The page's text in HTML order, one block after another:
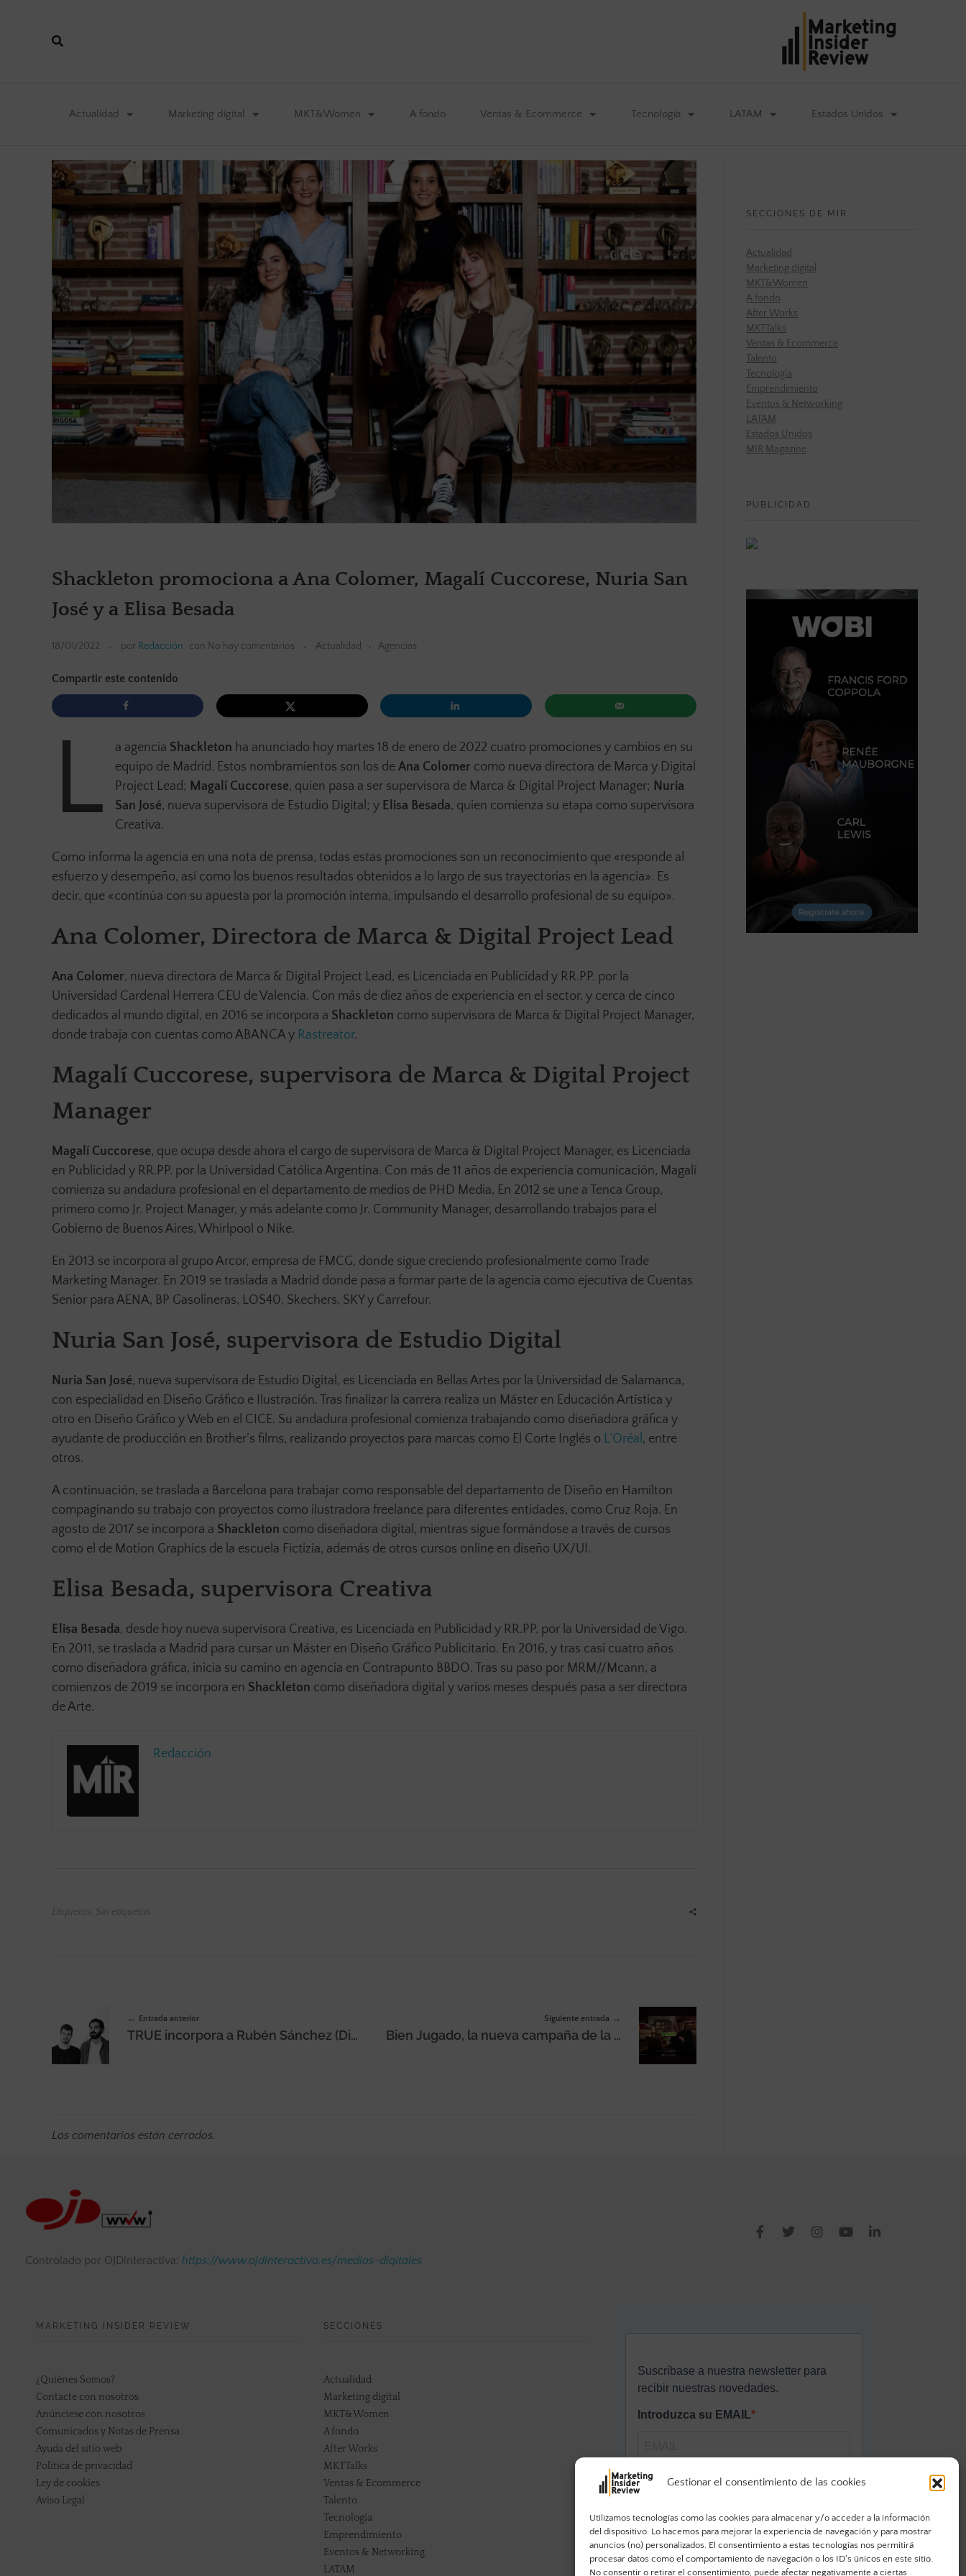
Gestionar el consentimiento de las cookies
Utilizamos tecnologías como las cookies para almacenar y/o acceder a la información
del dispositivo. Lo hacemos para mejorar la experiencia de navegación y para mostrar
anuncios (no) personalizados. El consentimiento a estas tecnologías nos permitirá
procesar datos como el comportamiento de navegación o los ID's únicos en este sitio.
No consentir o retirar el consentimiento, puede afectar negativamente a ciertas
Actualidad Marketing digital MKT&Women A fondo Ventas & Ecommerce Tecnología LATAM Estados Unidos
Shackleton promociona a Ana Colomer, Magalí Cuccorese, Nuria San
José y a Elisa Besada
18/01/2022 por Redacción con No hay comentarios Actualidad Agencias
Compartir este contenido
L a agencia Shackleton ha anunciado hoy martes 18 de enero de 2022 cuatro promociones y cambios en su
equipo de Madrid. Estos nombramientos son los deAna Colomer como nueva directora de Marca y Digital
Project Lead; Magalí Cuccorese, quien pasa a ser supervisora de Marca & Digital Project Manager; Nuria
San José, nueva supervisora de Estudio Digital; y Elisa Besada, quien comienza su etapa como supervisora
Creativa.
Como informa la agencia en una nota de prensa, todas estas promociones son un reconocimiento que «responde al
esfuerzo y desempeño, así como los buenos resultados obtenidos a lo largo de sus trayectorias en la agencia». Es
decir, que «continúa con su apuesta por la promoción interna, impulsando el desarrollo profesional de su equipo».
Ana Colomer, Directora de Marca & Digital Project Lead
Ana Colomer, nueva directora de Marca & Digital Project Lead, es Licenciada en Publicidad y RR.PP. por la
Universidad Cardenal Herrera CEU de Valencia. Con más de diez años de experiencia en el sector, y cerca de cinco
dedicados al mundo digital, en 2016 se incorpora a Shackleton como supervisora de Marca & Digital Project Manager,
donde trabaja con cuentas como ABANCA y Rastreator.
Magalí Cuccorese, supervisora de Marca & Digital Project
Manager
Magalí Cuccorese, que ocupa desde ahora el cargo de supervisora de Marca & Digital Project Manager, es Licenciada
en Publicidad y RR.PP. por la Universidad Católica Argentina. Con más de 11 años de experiencia comunicación, Magalí
comienza su andadura profesional en el departamento de medios de PHD Media, En 2012 se une a Tenca Group,
primero como Jr. Project Manager, y más adelante como Jr. Community Manager, desarrollando trabajos para el
Gobierno de Buenos Aires, Whirlpool o Nike.
En 2013 se incorpora al grupo Arcor, empresa de FMCG, donde sigue creciendo profesionalmente como Trade
Marketing Manager. En 2019 se traslada a Madrid donde pasa a formar parte de la agencia como ejecutiva de Cuentas
Senior para AENA, BP Gasolineras, LOS40, Skechers, SKY y Carrefour.
Nuria San José, supervisora de Estudio Digital
Nuria San José, nueva supervisora de Estudio Digital, es Licenciada en Bellas Artes por la Universidad de Salamanca,
con especialidad en Diseño Gráfico e Ilustración. Tras finalizar la carrera realiza un Máster en Educación Artística y
otro en Diseño Gráfico y Web en el CICE. Su andadura profesional comienza trabajando como diseñadora gráfica y
ayudante de producción en Brother’s films, realizando proyectos para marcas como El Corte Inglés o L’Oréal , entre
otros.
A continuación, se traslada a Barcelona para trabajar como responsable del departamento de Diseño en Hamilton
compaginando su trabajo con proyectos como ilustradora freelance para diferentes entidades, como Cruz Roja. En
agosto de 2017 se incorpora a Shackleton como diseñadora digital, mientras sigue formándose a través de cursos
como el de Motion Graphics de la escuela Fictizia, además de otros cursos online en diseño UX/UI.
Elisa Besada, supervisora Creativa
Elisa Besada, desde hoy nueva supervisora Creativa, es Licenciada en Publicidad y RR.PP. por la Universidad de Vigo.
En 2011, se traslada a Madrid para cursar un Máster en Diseño Gráfico Publicitario. En 2016, y tras casi cuatro años
como diseñadora gráfica, inicia su camino en agencia en Contrapunto BBDO. Tras su paso por MRM//Mcann, a
comienzos de 2019 se incorpora en Shackleton como diseñadora digital y varios meses después pasa a ser directora
de Arte.
Redacción
Etiquetas: Sin etiquetas
Entrada anterior
TRUE incorpora a Rubén Sánchez (Director Creativo) y José Arroyo (Director Creativo Asociado)
Siguiente entrada
Bien Jugado, la nueva campaña de la ONCE para reforzar su posicionamiento
Los comentarios están cerrados.
SECCIONES DE MIR
Actualidad
Marketing digital
MKT&Women
A fondo
After Works
MKTTalks
Ventas & Ecommerce
Talento
Tecnología
Emprendimiento
Eventos & Networking
LATAM
Estados Unidos
MIR Magazine
PUBLICIDAD
Controlado por OJDinteractiva: https://www.ojdinteractiva.es/medios-digitales
MARKETING INSIDER REVIEW
¿Quiénes Somos?
Contacte con nosotros
Anúnciese con nosotros
Comunicados y Notas de Prensa
Ayuda del sitio web
Política de privacidad
Ley de cookies
Aviso Legal
SECCIONES
Actualidad
Marketing digital
MKT&Women
A fondo
After Works
MKTTalks
Ventas & Ecommerce
Talento
Tecnología
Emprendimiento
Eventos & Networking
LATAM